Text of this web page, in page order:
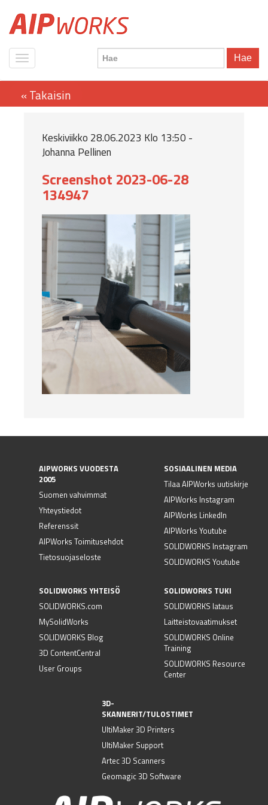
Hae
Keskiviikko 28.06.2023 Klo 13:50 -
Johanna Pellinen
Screenshot 2023-06-28
134947
AIPWORKS VUODESTA
2005
Suomen vahvimmat
Yhteystiedot
Referenssit
AIPWorks Toimitusehdot
Tietosuojaseloste
SOSIAALINEN MEDIA
Tilaa AIPWorks uutiskirje
AIPWorks Instagram
AIPWorks LinkedIn
AIPWorks Youtube
SOLIDWORKS Instagram
SOLIDWORKS Youtube
SOLIDWORKS YHTEISÖ
SOLIDWORKS.com
MySolidWorks
SOLIDWORKS Blog
3D ContentCentral
User Groups
SOLIDWORKS TUKI
SOLIDWORKS lataus
Laitteistovaatimukset
SOLIDWORKS Online
Training
SOLIDWORKS Resource
Center
3D-
SKANNERIT/TULOSTIMET
UltiMaker 3D Printers
UltiMaker Support
Artec 3D Scanners
Geomagic 3D Software